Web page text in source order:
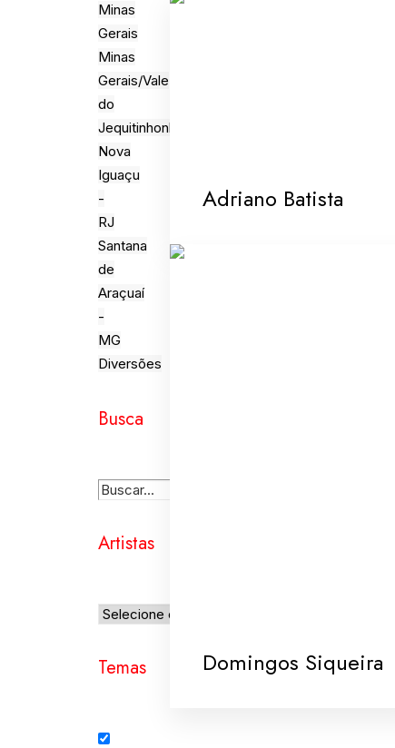
Minas
Gerais
Minas
Gerais/Vale
do
Jequitinhonha
Nova
Iguaçu
-
RJ
Santana
de
Araçuaí
-
MG
Diversões
Busca
Artistas
Temas
Adriano Batista
Domingos Siqueira